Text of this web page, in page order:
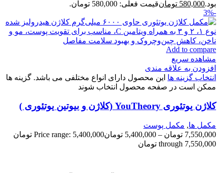
بود.580,000 تومانقیمت فعلی: 580,000 تومان.
-3%
Add to compare
مشاهده سریع
افزودن به علاقه مندی
انتخاب گزینه ها این محصول دارای انواع مختلفی می باشد. گزینه ها
ممکن است در صفحه محصول انتخاب شوند
کلاژن یوتئوری YouTheory (کلاژن و بيوتين یوتئوری )
مكمل ها, مکمل پوست
7,550,000 تومان –
5,400,000 تومان
Price range: 5,400,000 تومان
through 7,550,000 تومان